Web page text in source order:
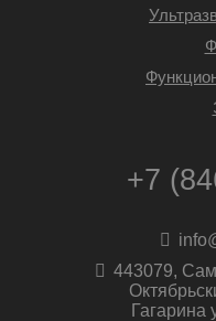
+7
443079,
Гагарина